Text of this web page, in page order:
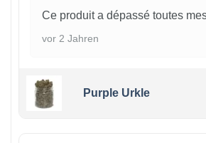
Ce produit a dépassé toutes
vor 2 Jahren
Purple Urkle